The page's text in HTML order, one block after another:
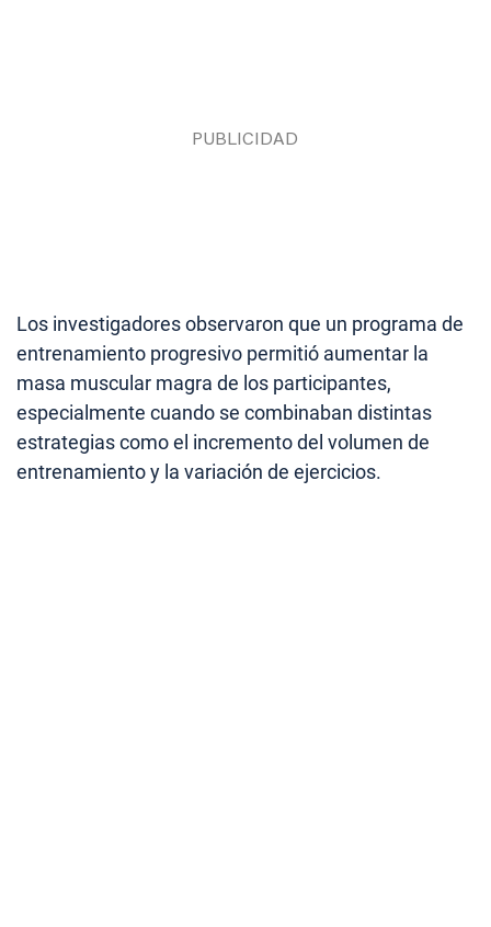
Los investigadores observaron que un programa de
entrenamiento progresivo permitió aumentar la
masa muscular magra de los participantes,
especialmente cuando se combinaban distintas
estrategias como el incremento del volumen de
entrenamiento y la variación de ejercicios.